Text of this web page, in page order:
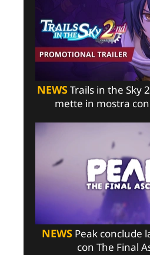
NEWSTrails in the Sky
mette in mostra
NEWS Peak conclude
con The Final